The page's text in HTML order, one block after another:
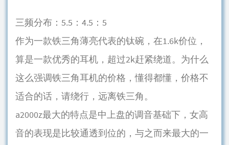
三频分布：5.5：4.5：5
作为一款铁三角薄亮代表的钛碗，在1.6k价位，
算是一款优秀的耳机，超过2k赶紧绕道。为什么
这么强调铁三角耳机的价格，懂得都懂，价格不
适合的话，请绕行，远离铁三角。
a2000z最大的特点是中上盘的调音基础下，女高
音的表现是比较通透到位的，与之而来最大的一